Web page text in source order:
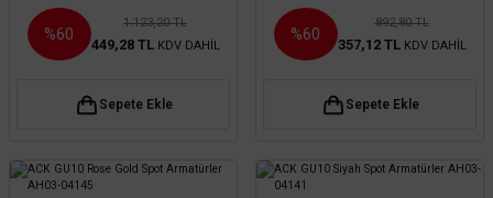
%60
1.123,20 TL
449,28 TL KDV DAHİL
Sepete Ekle
%60
892,80 TL
357,12 TL KDV DAHİL
Sepete Ekle